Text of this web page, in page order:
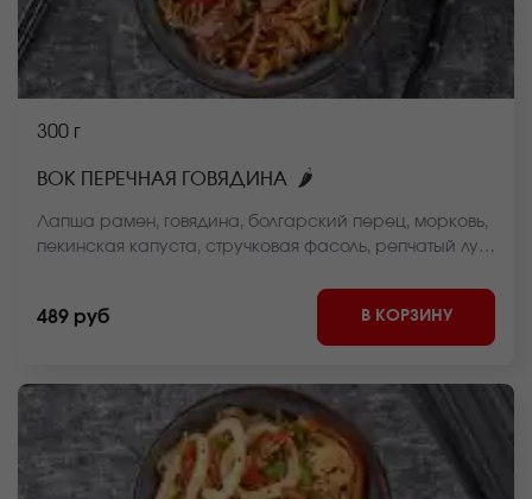
300 г
ВОК ПЕРЕЧНАЯ ГОВЯДИНА 🌶
Лапша рамен, говядина, болгарский перец, морковь,
пекинская капуста, стручковая фасоль, репчатый лук,
может отличаться от фото на сайте.
489 руб В КОРЗИНУ